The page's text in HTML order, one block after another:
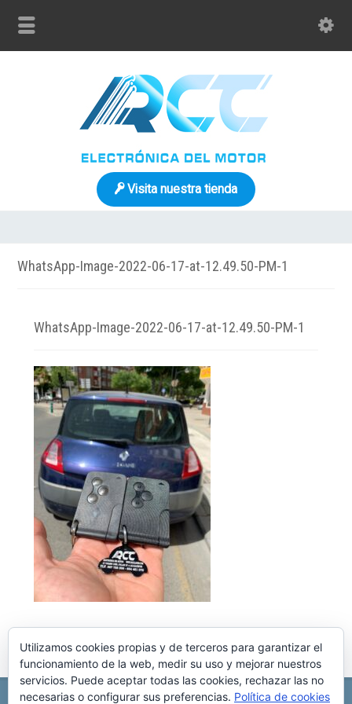
Visita nuestra tienda
WhatsApp-Image-2022-06-17-at-12.49.50-PM-1
WhatsApp-Image-2022-06-17-at-12.49.50-PM-1
Utilizamos cookies propias y de terceros para garantizar el
funcionamiento de la web, medir su uso y mejorar nuestros
servicios. Puede aceptar todas las cookies, rechazar las no
necesarias o configurar sus preferencias. Política de cookies